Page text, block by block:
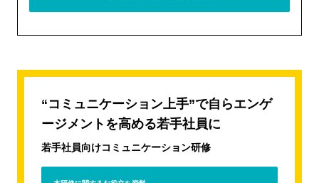
AIリテラシー向上研修新人・若手向けビジネスマナー研修
若手社員向けコミュニケーション研修
若手社員向けジョブクラフティング研修
新入社員向け配属前再マインドセットプログラム
“コミュニケーション上手”で自らエンゲ
ージメントを高める若手社員に
若手社員向けコミュニケーション研修